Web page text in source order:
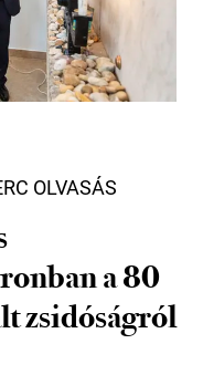
OLVASÁS
a 80
zsidóságról